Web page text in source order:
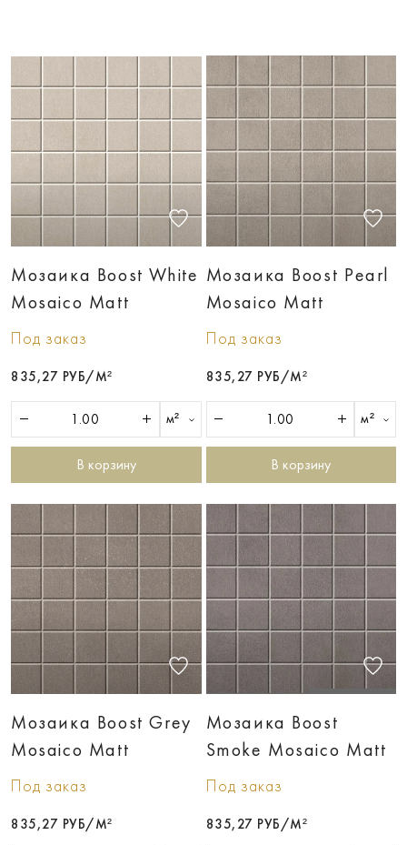
Мозаика Boost White
Mosaico Matt
Под заказ
835,27 РУБ/М²
м²
В корзину
Мозаика Boost Pearl
Mosaico Matt
Под заказ
835,27 РУБ/М²
м²
В корзину
Мозаика Boost Grey
Mosaico Matt
Под заказ
835,27 РУБ/М²
Мозаика Boost
Smoke Mosaico Matt
Под заказ
835,27 РУБ/М²